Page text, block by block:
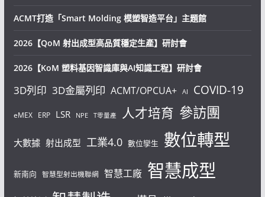
ACMT打造「Smart Molding 模塑智造平台」主題館
2026【QoM 射出成型高品質穩定生產】研討會
2026【KoM 塑料基因智識庫與AI知識工程】研討會
3D列印 3D金屬列印 ACMT/OPCUA+ AI COVID-19
eMEX ERP LSR NPE T零量產 人才培育 參訪團
大數據 射出成型 工業4.0 數位孿生 數位轉型
新南向 智慧型射出機聯網 智慧工廠 智慧成型